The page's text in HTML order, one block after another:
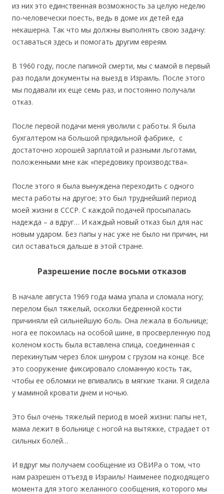
из них это единственная возможность за целую неделю
по‐человечески поесть, ведь в доме их детей еда
некашерна. Так что мы должны выполнять свою задачу:
оставаться здесь и помогать другим евреям.
В 1960 году, после папиной смерти, мы с мамой в первый
раз подали документы на выезд в Израиль. После этого
мы подавали их еще семь раз, и постоянно получали
отказ.
После первой подачи меня уволили с работы. Я была
бухгалтером на большой прядильной фабрике, с
достаточно хорошей зарплатой и разными льготами,
положенными мне как «передовику производства».
После этого я была вынуждена переходить с одного
места работы на другое; это был труднейший период
моей жизни в СССР. С каждой подачей просыпалась
надежда – а вдруг… И каждый новый отказ был для нас
новым ударом. Без папы у нас уже не было ни причин, ни
сил оставаться дальше в этой стране.
Разрешение после восьми отказов
В начале августа 1969 года мама упала и сломала ногу;
перелом был тяжелый, осколки бедренной кости
причиняли ей сильнейшую боль. Она лежала в больнице;
нога ее покоилась на особой шине, в просверленную под
коленом кость была вставлена спица, соединенная с
перекинутым через блок шнуром с грузом на конце. Все
это сооружение фиксировало сломанную кость так,
чтобы ее обломки не впивались в мягкие ткани. Я сидела
у маминой кровати днем и ночью.
Это был очень тяжелый период в моей жизни: папы нет,
мама лежит в больнице с ногой на вытяжке, страдает от
сильных болей…
И вдруг мы получаем сообщение из ОВИРа о том, что
нам разрешен отъезд в Израиль! Наименее подходящего
момента для этого желанного сообщения, которого мы